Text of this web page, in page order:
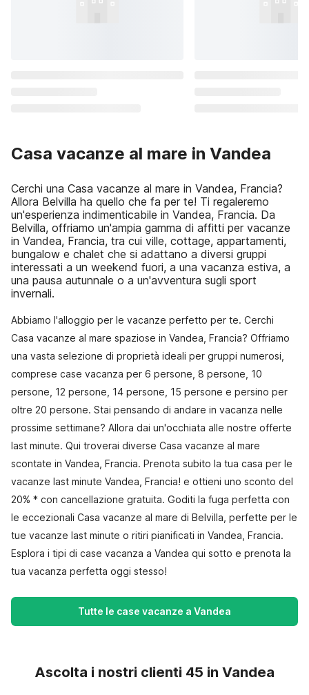
Casa vacanze al mare in Vandea
Cerchi una Casa vacanze al mare in Vandea, Francia?
Allora Belvilla ha quello che fa per te! Ti regaleremo
un'esperienza indimenticabile in Vandea, Francia. Da
Belvilla, offriamo un'ampia gamma di affitti per vacanze
in Vandea, Francia, tra cui ville, cottage, appartamenti,
bungalow e chalet che si adattano a diversi gruppi
interessati a un weekend fuori, a una vacanza estiva, a
una pausa autunnale o a un'avventura sugli sport
invernali.
Abbiamo l'alloggio per le vacanze perfetto per te. Cerchi
Casa vacanze al mare spaziose in Vandea, Francia? Offriamo
una vasta selezione di proprietà ideali per gruppi numerosi,
comprese case vacanza per 6 persone, 8 persone, 10
persone, 12 persone, 14 persone, 15 persone e persino per
oltre 20 persone. Stai pensando di andare in vacanza nelle
prossime settimane? Allora dai un'occhiata alle nostre offerte
last minute. Qui troverai diverse Casa vacanze al mare
scontate in Vandea, Francia. Prenota subito la tua casa per le
vacanze last minute Vandea, Francia! e ottieni uno sconto del
20% * con cancellazione gratuita. Goditi la fuga perfetta con
le eccezionali Casa vacanze al mare di Belvilla, perfette per le
tue vacanze last minute o ritiri pianificati in Vandea, Francia.
Esplora i tipi di case vacanza a Vandea qui sotto e prenota la
tua vacanza perfetta oggi stesso!
Tutte le case vacanze a Vandea
Ascolta i nostri clienti 45 in Vandea